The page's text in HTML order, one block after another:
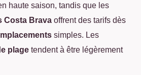
haute saison, tandis que les
Costa Brava offrent des tarifs dès
simples. Les
plage tendent à être légèrement